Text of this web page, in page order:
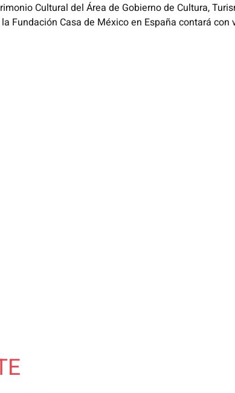
Cultural del Área de Gobierno de Cultura,
Fundación Casa de México en España contará con